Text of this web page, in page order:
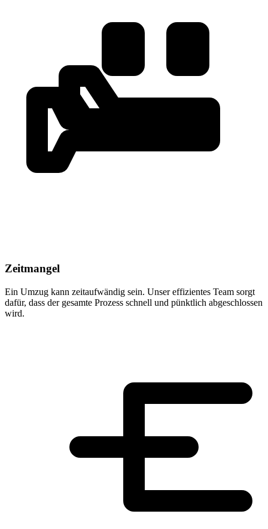
Zeitmangel
Ein Umzug kann zeitaufwändig sein. Unser effizientes Team sorgt
dafür, dass der gesamte Prozess schnell und pünktlich abgeschlossen
wird.